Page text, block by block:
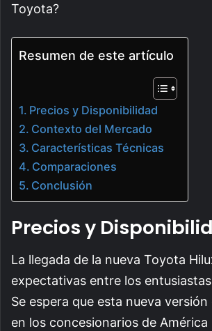
Toyota?
Resumen de este artículo
Precios y Disponibilidad
Contexto del Mercado
Características Técnicas
Comparaciones
Conclusión
Precios y
La llegada de la nueva Toyota
expectativas entre los
Se espera que esta nueva
en los concesionarios de América